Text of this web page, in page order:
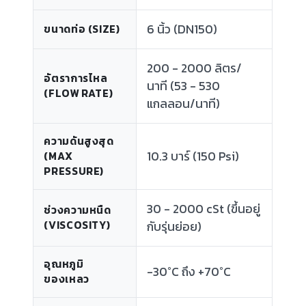
ขนาดท่อ (SIZE) 6 นิ้ว (DN150)
อัตราการไหล
(FLOW RATE)
200 - 2000 ลิตร/
นาที (53 - 530
แกลลอน/นาที)
ความดันสูงสุด
(MAX
PRESSURE)
10.3 บาร์ (150 Psi)
ช่วงความหนืด
(VISCOSITY)
30 - 2000 cSt (ขึ้นอยู่
กับรุ่นย่อย)
อุณหภูมิ
ของเหลว
-30°C ถึง +70°C